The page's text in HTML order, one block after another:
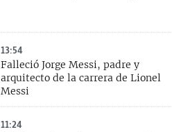
13:54
Falleció Jorge Messi, padre y
arquitecto de la carrera de Lionel
Messi
11:24